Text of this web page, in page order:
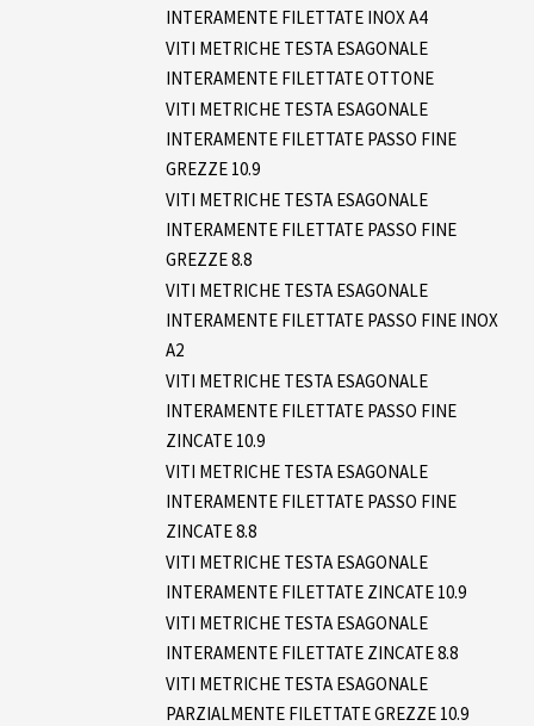
INTERAMENTE FILETTATE INOX A4
VITI METRICHE TESTA ESAGONALE
INTERAMENTE FILETTATE OTTONE
VITI METRICHE TESTA ESAGONALE
INTERAMENTE FILETTATE PASSO FINE
GREZZE 10.9
VITI METRICHE TESTA ESAGONALE
INTERAMENTE FILETTATE PASSO FINE
GREZZE 8.8
VITI METRICHE TESTA ESAGONALE
INTERAMENTE FILETTATE PASSO FINE INOX
A2
VITI METRICHE TESTA ESAGONALE
INTERAMENTE FILETTATE PASSO FINE
ZINCATE 10.9
VITI METRICHE TESTA ESAGONALE
INTERAMENTE FILETTATE PASSO FINE
ZINCATE 8.8
VITI METRICHE TESTA ESAGONALE
INTERAMENTE FILETTATE ZINCATE 10.9
VITI METRICHE TESTA ESAGONALE
INTERAMENTE FILETTATE ZINCATE 8.8
VITI METRICHE TESTA ESAGONALE
PARZIALMENTE FILETTATE GREZZE 10.9